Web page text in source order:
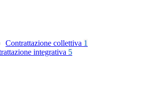
Contrattazione collettiva 1
integrativa 5